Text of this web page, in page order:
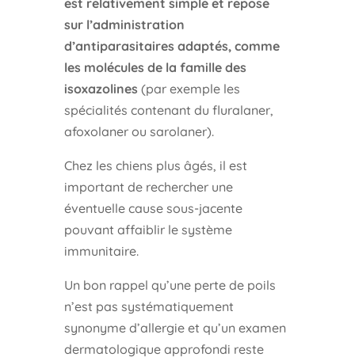
sur l’administration
d’antiparasitaires adaptés, comme
les molécules de la famille des
isoxazolines (par exemple les
spécialités contenant du fluralaner,
afoxolaner ou sarolaner).
Chez les chiens plus âgés, il est
important de rechercher une
éventuelle cause sous-jacente
pouvant affaiblir le système
immunitaire.
Un bon rappel qu’une perte de poils
n’est pas systématiquement
synonyme d’allergie et qu’un examen
dermatologique approfondi reste